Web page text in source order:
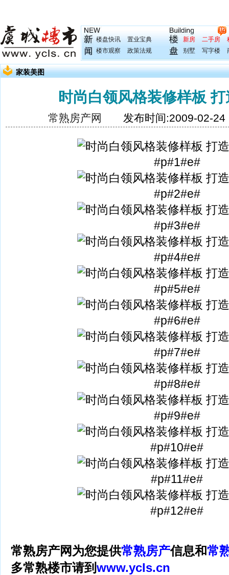
楼盘快讯
置业宝典
楼市观察
政策法规
新房 二手房
别墅
写字楼
家装美图
时尚白领风格装修样板
常熟房产网 发布时间:2009-02-
#p#1#e#
#p#2#e#
#p#3#e#
#p#4#e#
#p#5#e#
#p#6#e#
#p#7#e#
#p#8#e#
#p#9#e#
#p#10#e#
#p#11#e#
#p#12#e#
常熟房产网为您提供常熟房产信息和常
多常熟楼市请到www.ycls.cn